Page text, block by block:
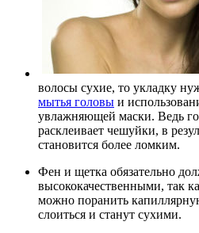
волосы сухие, то укладку
мытья головы и
увлажняющей маски. Ведь
расклеивает чешуйки, в
становится более ломким.
Фен и щетка обязательно
высококачественными, так
можно поранить
слоиться и станут сухими.